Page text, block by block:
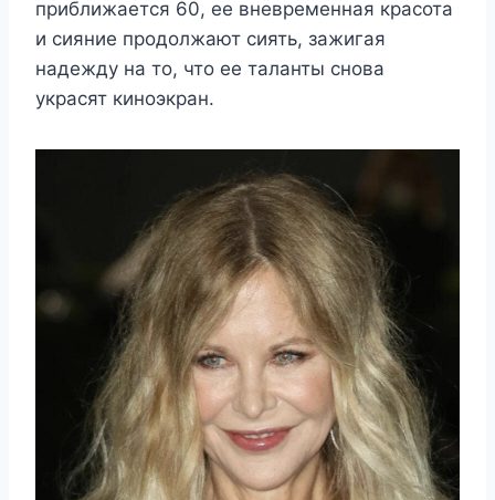
приближается 60, ее вневременная красота
и сияние продолжают сиять, зажигая
надежду на то, что ее таланты снова
украсят киноэкран.